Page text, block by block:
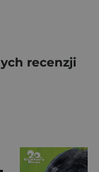
recenzji